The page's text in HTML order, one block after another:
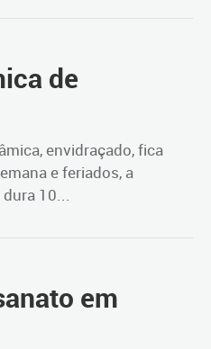
de
envidraçado, fica
e feriados, a
10...
em